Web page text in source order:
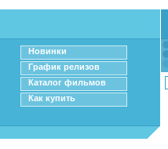
Новинки
График релизов
Каталог фильмов
Как купить